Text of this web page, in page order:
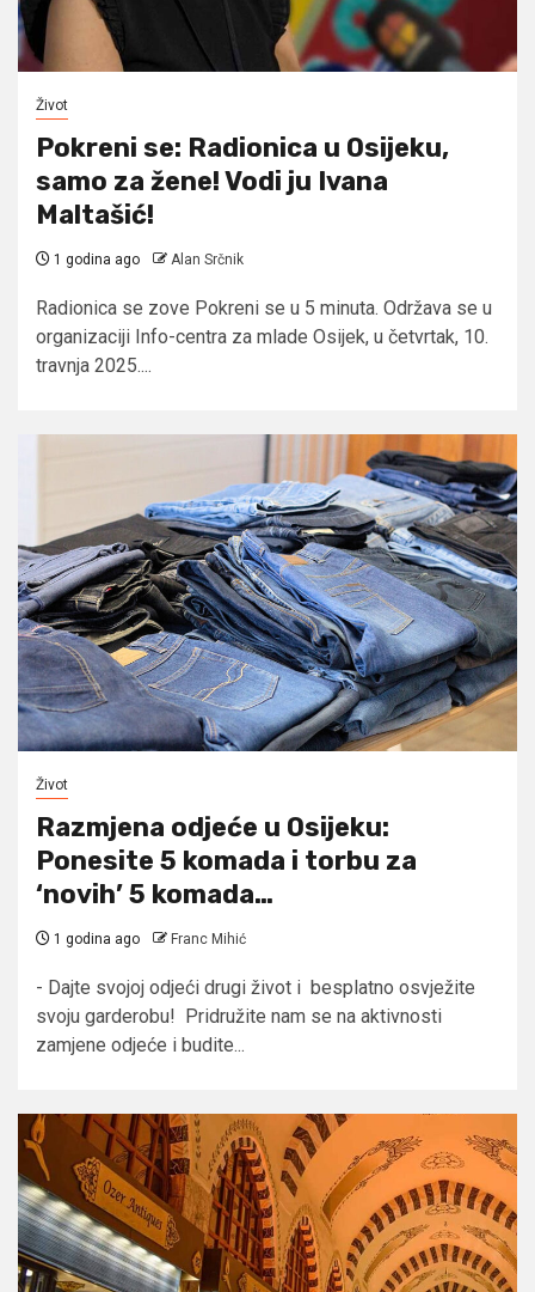
Život
Pokreni se: Radionica u Osijeku,
samo za žene! Vodi ju Ivana
Maltašić!
1 godina ago Alan Srčnik
Radionica se zove Pokreni se u 5 minuta. Održava se u
organizaciji Info-centra za mlade Osijek, u četvrtak, 10.
travnja 2025....
Život
Razmjena odjeće u Osijeku:
Ponesite 5 komada i torbu za
‘novih’ 5 komada…
1 godina ago Franc Mihić
- Dajte svojoj odjeći drugi život i besplatno osvježite
svoju garderobu! Pridružite nam se na aktivnosti
zamjene odjeće i budite...